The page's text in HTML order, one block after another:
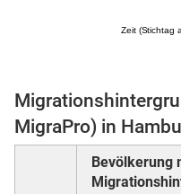
Zeit (Stichtag
MigraPro) in
Bevölkerung